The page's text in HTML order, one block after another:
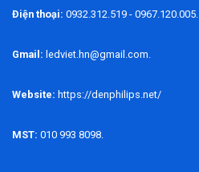
Điện thoại: 0932.312.519 - 0967.120.005.
Gmail: ledviet.hn@gmail.com.
Website: https://denphilips.net/
MST: 010 993 8098.